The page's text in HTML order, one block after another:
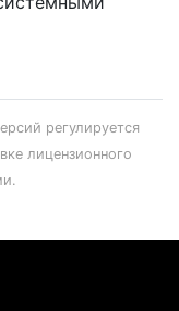
регулируется
лицензионного